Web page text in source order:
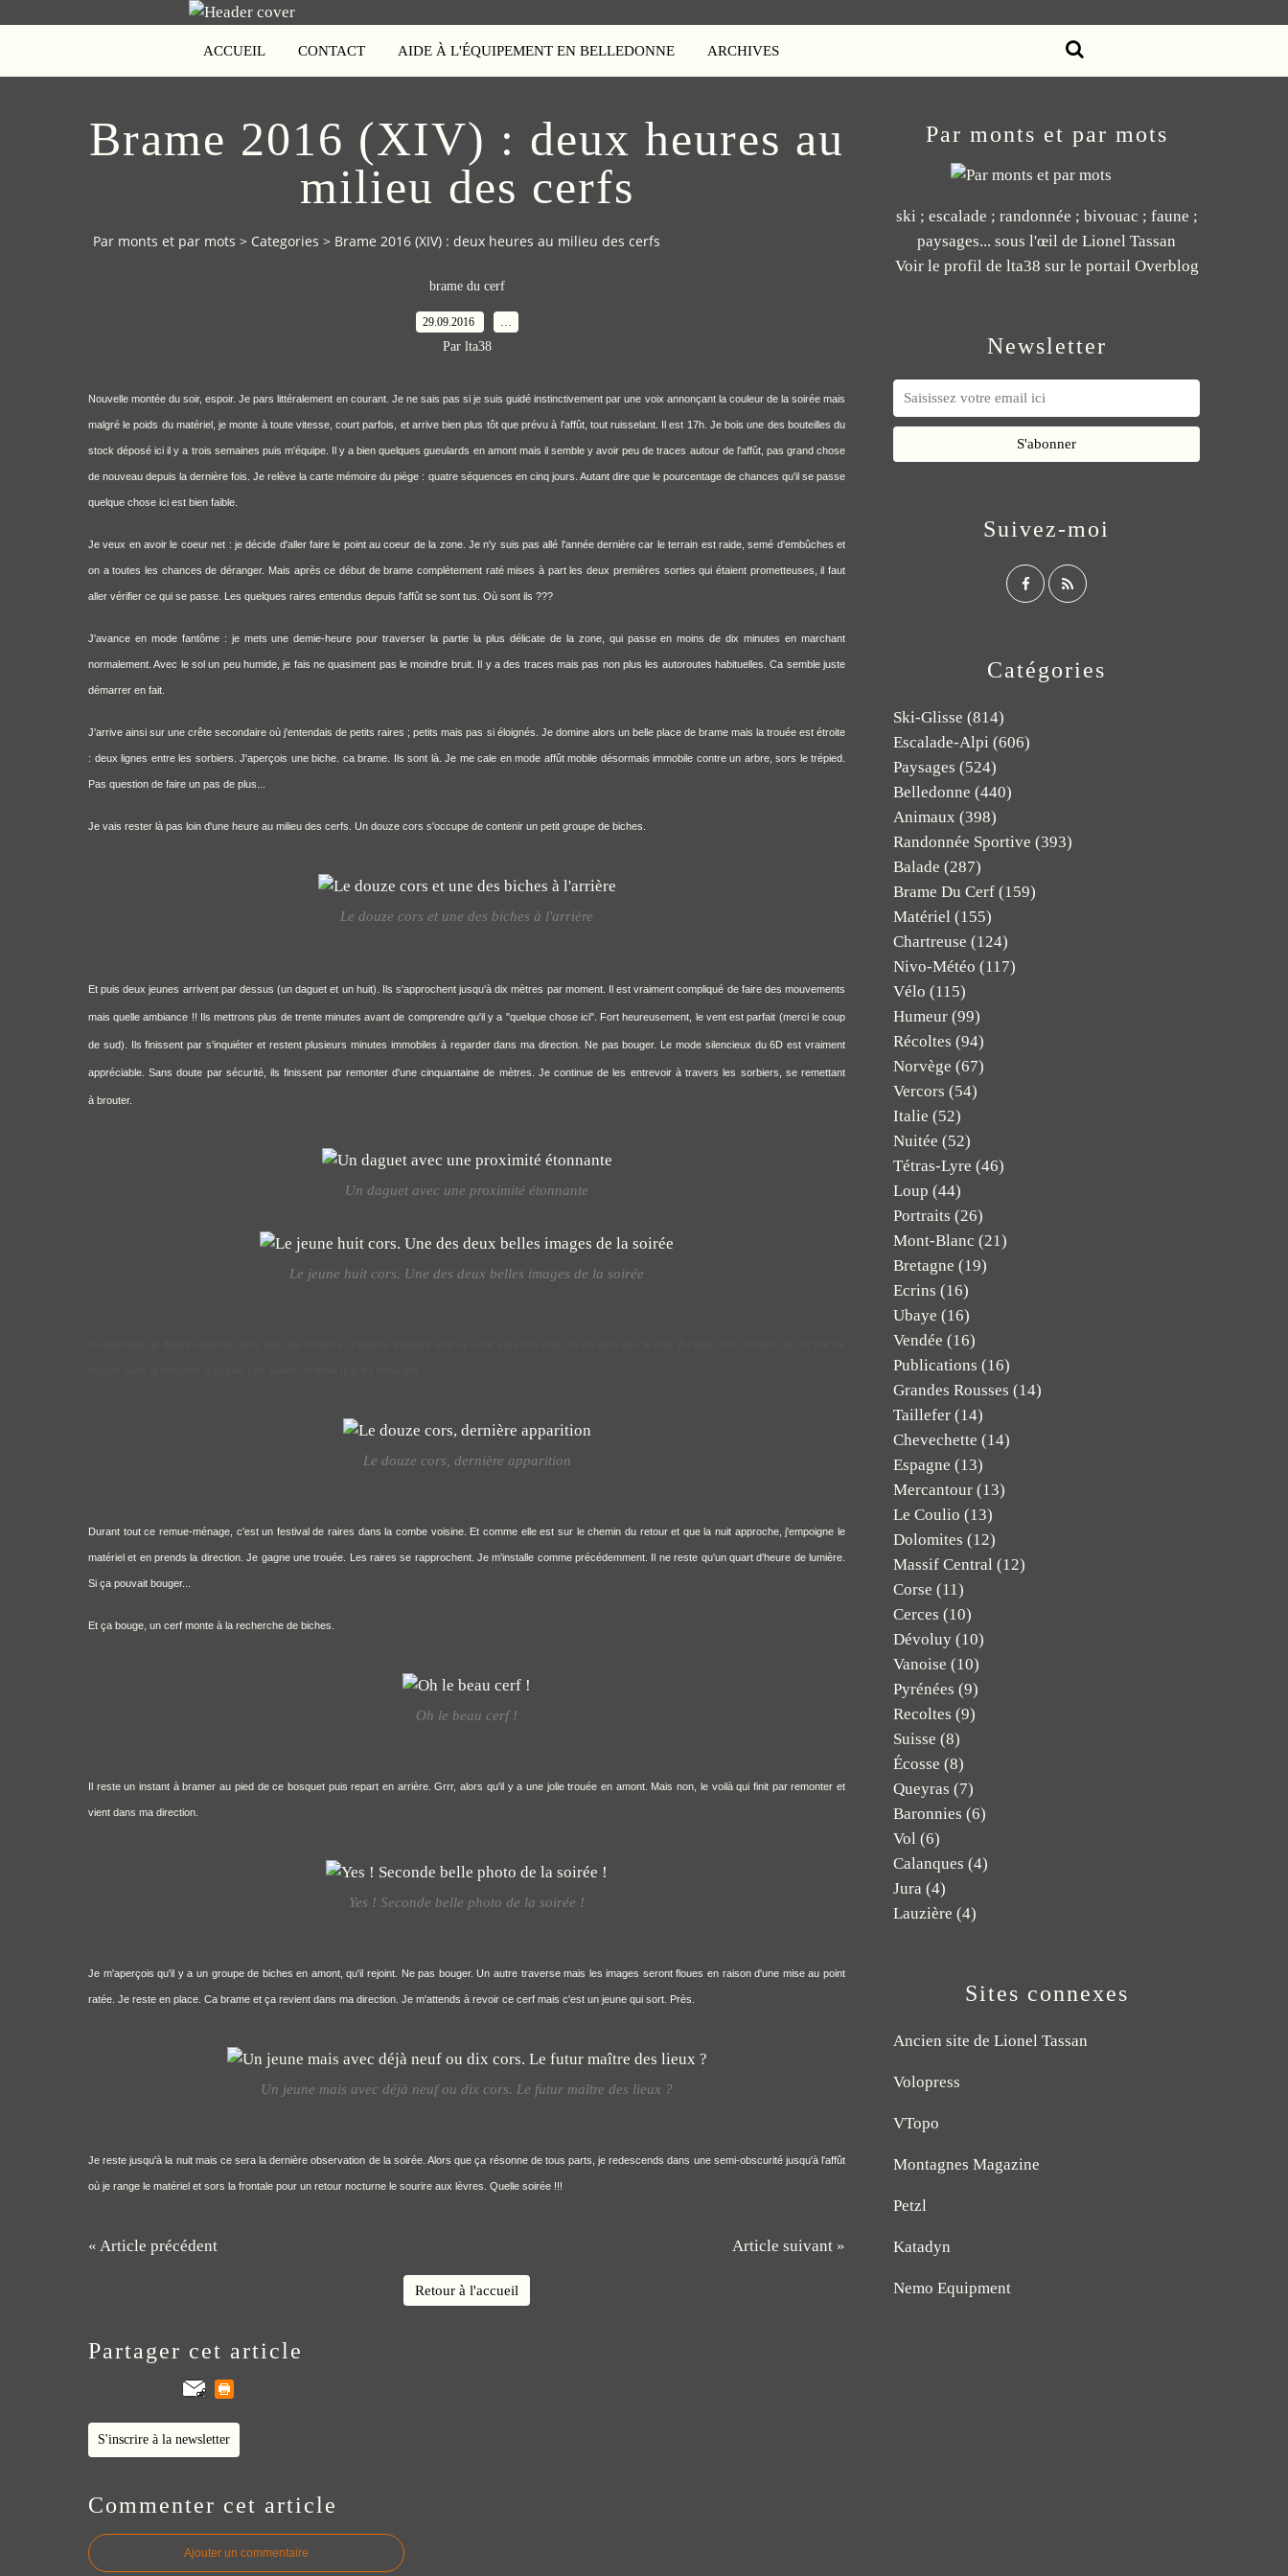
ACCUEIL CONTACT AIDE À L'ÉQUIPEMENT EN BELLEDONNE ARCHIVES
Brame 2016 (XIV) : deux heures au
milieu des cerfs
Par monts et par mots > Categories > Brame 2016 (XIV) : deux heures au milieu des cerfs
brame du cerf
29.09.2016
Par lta38
Nouvelle montée du soir, espoir. Je pars littéralement en courant. Je ne sais pas si je suis guidé instinctivement par une voix annonçant la couleur de la soirée mais
malgré le poids du matériel, je monte à toute vitesse, court parfois, et arrive bien plus tôt que prévu à l'affût, tout ruisselant. Il est 17h. Je bois une des bouteilles du
stock déposé ici il y a trois semaines puis m'équipe. Il y a bien quelques gueulards en amont mais il semble y avoir peu de traces autour de l'affût, pas grand chose
de nouveau depuis la dernière fois. Je relève la carte mémoire du piège : quatre séquences en cinq jours. Autant dire que le pourcentage de chances qu'il se passe
quelque chose ici est bien faible.
Je veux en avoir le coeur net : je décide d'aller faire le point au coeur de la zone. Je n'y suis pas allé l'année dernière car le terrain est raide, semé d'embûches et
on a toutes les chances de déranger. Mais après ce début de brame complètement raté mises à part les deux premières sorties qui étaient prometteuses, il faut
aller vérifier ce qui se passe. Les quelques raires entendus depuis l'affût se sont tus. Où sont ils ???
J'avance en mode fantôme : je mets une demie-heure pour traverser la partie la plus délicate de la zone, qui passe en moins de dix minutes en marchant
normalement. Avec le sol un peu humide, je fais ne quasiment pas le moindre bruit. Il y a des traces mais pas non plus les autoroutes habituelles. Ca semble juste
démarrer en fait.
J'arrive ainsi sur une crête secondaire où j'entendais de petits raires ; petits mais pas si éloignés. Je domine alors un belle place de brame mais la trouée est étroite
: deux lignes entre les sorbiers. J'aperçois une biche. ca brame. Ils sont là. Je me cale en mode affût mobile désormais immobile contre un arbre, sors le trépied.
Pas question de faire un pas de plus...
Je vais rester là pas loin d'une heure au milieu des cerfs. Un douze cors s'occupe de contenir un petit groupe de biches.
Le douze cors et une des biches à l'arrière
Et puis deux jeunes arrivent par dessus (un daguet et un huit). Ils s'approchent jusqu'à dix mètres par moment. Il est vraiment compliqué de faire des mouvements
mais quelle ambiance !! Ils mettrons plus de trente minutes avant de comprendre qu'il y a "quelque chose ici". Fort heureusement, le vent est parfait (merci le coup
de sud). Ils finissent par s'inquiéter et restent plusieurs minutes immobiles à regarder dans ma direction. Ne pas bouger. Le mode silencieux du 6D est vraiment
appréciable. Sans doute par sécurité, ils finissent par remonter d'une cinquantaine de mètres. Je continue de les entrevoir à travers les sorbiers, se remettant
à brouter.
Un daguet avec une proximité étonnante
Le jeune huit cors. Une des deux belles images de la soirée
Le douze cors, dernière apparition
Durant tout ce remue-ménage, c'est un festival de raires dans la combe voisine. Et comme elle est sur le chemin du retour et que la nuit approche, j'empoigne le
matériel et en prends la direction. Je gagne une trouée. Les raires se rapprochent. Je m'installe comme précédemment. Il ne reste qu'un quart d'heure de lumière.
Si ça pouvait bouger...
Et ça bouge, un cerf monte à la recherche de biches.
Oh le beau cerf !
Il reste un instant à bramer au pied de ce bosquet puis repart en arrière. Grrr, alors qu'il y a une jolie trouée en amont. Mais non, le voilà qui finit par remonter et
vient dans ma direction.
Yes ! Seconde belle photo de la soirée !
Je m'aperçois qu'il y a un groupe de biches en amont, qu'il rejoint. Ne pas bouger. Un autre traverse mais les images seront floues en raison d'une mise au point
ratée. Je reste en place. Ca brame et ça revient dans ma direction. Je m'attends à revoir ce cerf mais c'est un jeune qui sort. Près.
Un jeune mais avec déjà neuf ou dix cors. Le futur maître des lieux ?
Je reste jusqu'à la nuit mais ce sera la dernière observation de la soirée. Alors que ça résonne de tous parts, je redescends dans une semi-obscurité jusqu'à l'affût
où je range le matériel et sors la frontale pour un retour nocturne le sourire aux lèvres. Quelle soirée !!!
« Article précédent Article suivant »
Retour à l'accueil
Partager cet article
S'inscrire à la newsletter
Commenter cet article
Ajouter un commentaire
Newsletter
Catégories
Ski-Glisse (814)
Escalade-Alpi (606)
Paysages (524)
Belledonne (440)
Animaux (398)
Randonnée Sportive (393)
Balade (287)
Brame Du Cerf (159)
Matériel (155)
Chartreuse (124)
Nivo-Météo (117)
Vélo (115)
Humeur (99)
Récoltes (94)
Norvège (67)
Vercors (54)
Italie (52)
Nuitée (52)
Tétras-Lyre (46)
Loup (44)
Portraits (26)
Mont-Blanc (21)
Bretagne (19)
Ecrins (16)
Ubaye (16)
Vendée (16)
Publications (16)
Grandes Rousses (14)
Taillefer (14)
Chevechette (14)
Espagne (13)
Mercantour (13)
Le Coulio (13)
Dolomites (12)
Massif Central (12)
Corse (11)
Cerces (10)
Dévoluy (10)
Vanoise (10)
Pyrénées (9)
Recoltes (9)
Suisse (8)
Écosse (8)
Queyras (7)
Baronnies (6)
Vol (6)
Calanques (4)
Jura (4)
Lauzière (4)
Par monts et par mots
ski ; escalade ; randonnée ; bivouac ; faune ;
paysages... sous l'œil de Lionel Tassan
Voir le profil de lta38 sur le portail Overblog
Suivez-moi
Sites connexes
Ancien site de Lionel Tassan
Volopress
VTopo
Montagnes Magazine
Petzl
Katadyn
Nemo Equipment